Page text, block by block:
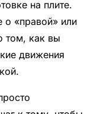
на плите.
о «правой» или
том, как вы
движения